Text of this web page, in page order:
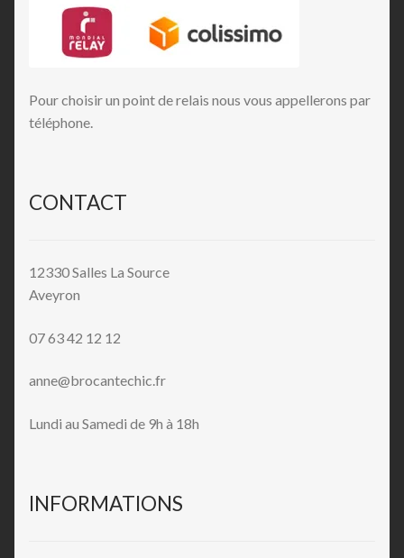
Pour choisir un point de relais nous vous appellerons par
téléphone.
CONTACT
12330 Salles La Source
Aveyron
07 63 42 12 12
anne@brocantechic.fr
Lundi au Samedi de 9h à 18h
INFORMATIONS